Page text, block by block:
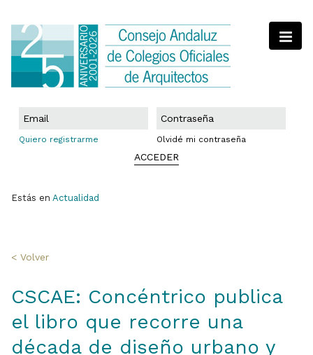
Quiero registrarme Olvidé mi contraseña
ACCEDER
Estás en Actualidad
< Volver
CSCAE: Concéntrico publica
el libro que recorre una
década de diseño urbano y